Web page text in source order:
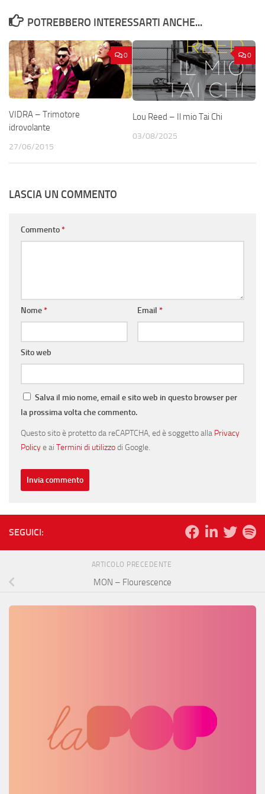
POTREBBERO INTERESSARTI ANCHE...
0
VIDRA – Trimotore
idrovolante
27/06/2015
0
Lou Reed – Il mio Tai Chi
03/08/2025
LASCIA UN COMMENTO
Commento*
Nome* Email *
Sito web
Salva il mio nome, email e sito web in questo browser per
la prossima volta che commento.
Questo sito è protetto da reCAPTCHA, ed è soggetto alla Privacy
Policye ai Termini di utilizzodi Google.
SEGUICI:
ARTICOLO PRECEDENTE
MON – Flourescence